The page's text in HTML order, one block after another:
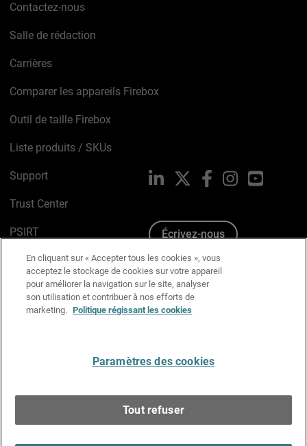
Contactez-nous
Salle de rédaction
Carrières
Comparer les appareils Firebox
Outil de taille Firebox
Liste produits / SKUs
Support
Trust Center
PSIRT
Avis sur les cookies
Politique de confidentialité
Charte Graphique
LinkedIn FacebookInstagramYouTube
Écrivez-nous
En cliquant sur « Accepter tous les cookies », vous
acceptez le stockage de cookies sur votre appareil
pour améliorer la navigation sur le site, analyser
son utilisation et contribuer à nos efforts de
marketing. Politique régissant les cookies
Paramètres des cookies
Tout refuser